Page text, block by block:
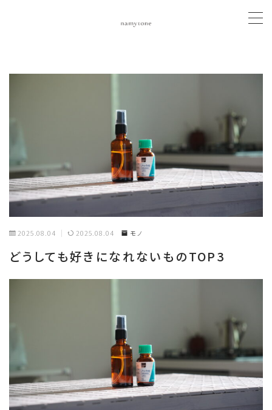
magazine
contact
2025.08.04 2025.08.04 モノ
どうしても好きになれないものTOP3